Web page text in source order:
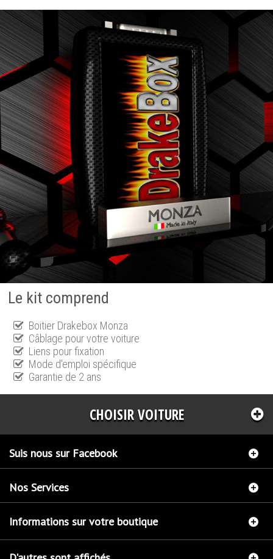
Le kit comprend
Boitier Drakebox Monza
Câblage pour votre voiture
Liens pour fixation
Mode d'emploi spécifique
Garantie de 2 ans
CHOISIR VOITURE
Suis nous sur Facebook
Nos Services
Informations sur votre boutique